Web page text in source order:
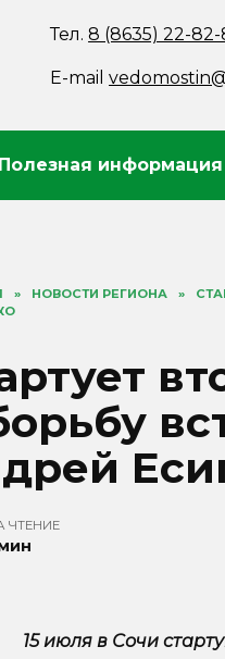
Тел.8 (8635) 22-82-
E-mail
Полезная информация
» НОВОСТИ РЕГИОНА »
ЧТЕНИЕ
15 июля в Сочи